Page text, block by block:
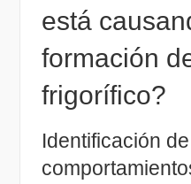
está
formación
frigorífico?
Identificación